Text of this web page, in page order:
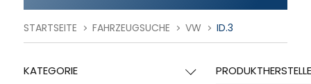
STARTSEITE FAHRZEUGSUCHE VW ID.3
KATEGORIE